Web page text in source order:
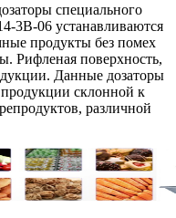
специального
3B-06 устанавливаются
продукты без помех
Рифленая поверхность,
Данные дозаторы
склонной к
различной